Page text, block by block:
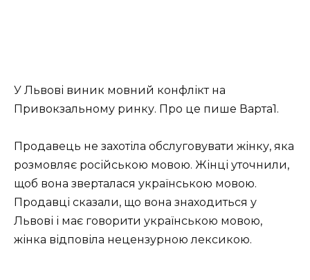
У Львові виник мовний конфлікт на
Привокзальному ринку. Про це пише Варта1.
Продавець не захотіла обслуговувати жінку, яка
розмовляє російською мовою. Жінці уточнили,
щоб вона зверталася українською мовою.
Продавці сказали, що вона знаходиться у
Львові і має говорити українською мовою,
жінка відповіла нецензурною лексикою.